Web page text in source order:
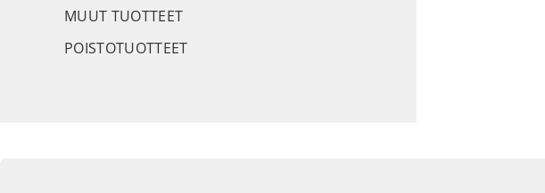
MUUT TUOTTEET
POISTOTUOTTEET